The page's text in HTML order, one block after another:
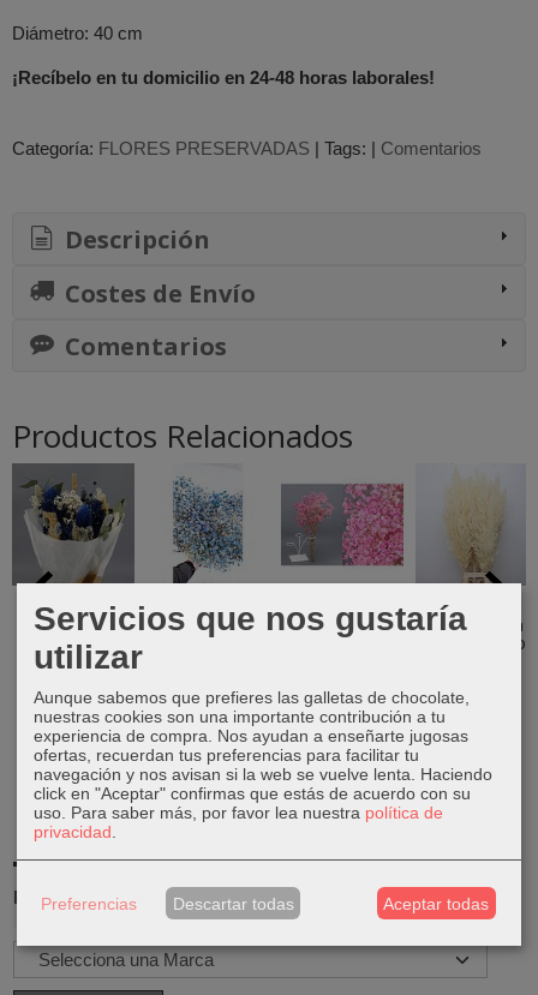
MARCAS
Diámetro: 40 cm
¡Recíbelo en tu domicilio en 24-48 horas laborales!
Categoría: FLORES PRESERVADAS | Tags: | Comentarios
Descripción
Costes de Envío
Comentarios
Productos Relacionados
Ramo flores
secas blue
19,99 €
Paniculata
preservada
azul
Paniculata
preservada
rosa
Plumero
(Cortaderia
Fluffy Blanco)
Servicios que nos gustaría
utilizar
Aunque sabemos que prefieres las galletas de chocolate,
nuestras cookies son una importante contribución a tu
experiencia de compra. Nos ayudan a enseñarte jugosas
ofertas, recuerdan tus preferencias para facilitar tu
navegación y nos avisan si la web se vuelve lenta. Haciendo
click en "Aceptar" confirmas que estás de acuerdo con su
uso. Para saber más, por favor lea nuestra política de
privacidad
Preferencias Descartar todas Aceptar todas